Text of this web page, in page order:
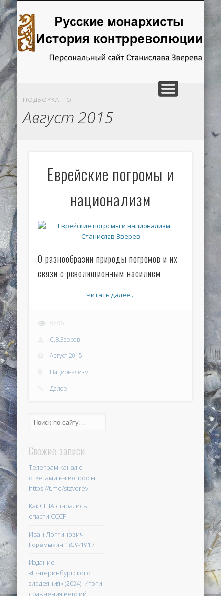
Русские
монархисты.
контрреволюции
ПОДБОРКА ПО
Август 2015
Еврейские погромы и
национализм
О разнообразии природы погромов и их
связи с революционным насилием
Читать далее...
8586
С.В.Зверев
Август.2015
Национализм
Далее
Свежие записи
Телеграм-канал с
ответами на вопросы
https://t.me/stzverev
Как США старались
спасти СССР
Иван Логгинович
Горемыкин 1839-1917
Издание
«Екатеринбургского
злодеяния» (2024). Итоги
сравнения версий.